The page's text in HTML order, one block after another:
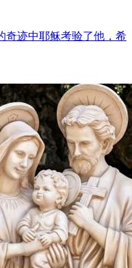
奇迹中耶稣考验了他，希